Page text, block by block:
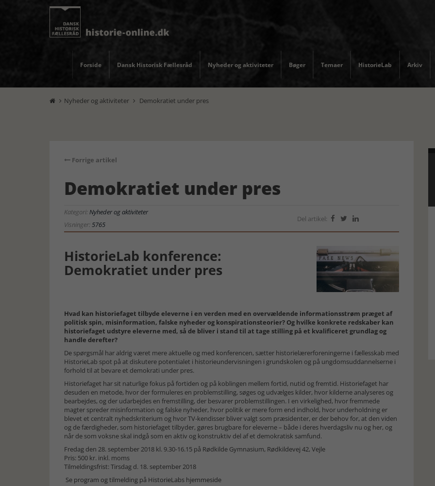
Forside Dansk Historisk Fællesråd Nyheder og aktiviteter Bøger Temaer HistorieLab Arkiv
 Nyheder og aktiviteter  Demokratiet under pres
Forrige artikel
Demokratiet under pres
Kategori:Nyheder og aktiviteter
Visninger:5765
Del artikel:   
HistorieLab konference:
Demokratiet under pres
Hvad kan historiefaget tilbyde eleverne i en verden med en overvældende informationsstrøm præget af
politisk spin, misinformation, falske nyheder og konspirationsteorier? Og hvilke konkrete redskaber kan
historiefaget udstyre eleverne med, så de bliver i stand til at tage stilling på et kvalificeret grundlag og
handle derefter?
De spørgsmål har aldrig været mere aktuelle og med konferencen, sætter historielærerforeningerne i fællesskab med
HistorieLab spot på at diskutere potentialet i historieundervisningen i grundskolen og på ungdomsuddannelserne i
forhold til at bevare et demokrati under pres.
Historiefaget har sit naturlige fokus på fortiden og på koblingen mellem fortid, nutid og fremtid. Historiefaget har
desuden en metode, hvor der formuleres en problemstilling, søges og udvælges kilder, hvor kilderne analyseres og
bearbejdes, og der udarbejdes en fremstilling, der besvarer problemstillingen. I en virkelighed, hvor fremmede
magter spreder misinformation og falske nyheder, hvor politik er mere form end indhold, hvor underholdning er
blevet et centralt nyhedskriterium og hvor TV-kendisser bliver valgt som præsidenter, er der behov for, at den viden
og de færdigheder, som historiefaget tilbyder, gøres brugbare for eleverne – både i deres hverdagsliv nu og her, og
når de som voksne skal indgå som en aktiv og konstruktiv del af et demokratisk samfund.
Fredag den 28. september 2018 kl. 9.30-16.15 på Rødkilde Gymnasium, Rødkildevej 42, Vejle
Pris: 500 kr. inkl. moms
Tilmeldingsfrist: Tirsdag d. 18. september 2018
Se program og tilmelding på HistorieLabs hjemmeside